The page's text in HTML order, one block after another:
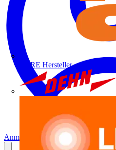
ALRE Hersteller
Anmelden Registrierung